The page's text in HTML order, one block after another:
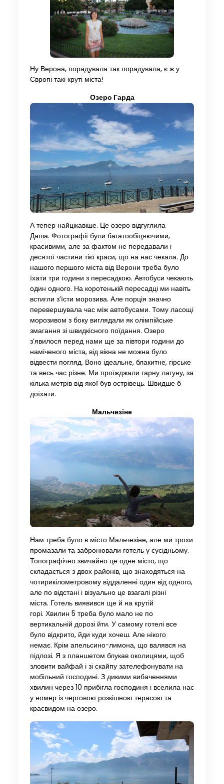
Ну Верона, порадувала так порадувала, є ж у
Європі такі круті міста!
Озеро Гарда
А тепер найцікавіше. Це озеро відгуглила
Даша. Фотографії були багатообіцяючими,
красивими, але за фактом не передавали і
десятої частини тієї краси, що на нас чекала. До
нашого першого міста від Верони треба було
їхати три години з пересадкою. Автобуси чекають
один одного. На коротенькій пересадці ми навіть
встигли з’їсти морозива. Але порція значно
перевершувала час між автобусами. Тому ласощі
морозивом з боку виглядали як олімпійське
змагання зі швидкісного поїдання. Озеро
з’явилося перед нами ще за півтори години до
наміченого міста, від вікна не можна було
відвести погляд. Воно ідеальне, блакитне, гірське
та весь час різне. Ми проїжджали гарну лагуну, за
кілька метрів від якої був острівець. Швидше б
доїхати.
Мальчезіне
Нам треба було в місто Мальчезіне, але ми трохи
промазали та забронювали готель у сусідньому.
Топографічно звичайно це одне місто, що
складається з двох районів, що знаходяться на
чотирикілометровому віддаленні один від одного,
але по відстані і візуально це взагалі різні
міста. Готель виявився ще й на крутій
горі. Хвилин 5 треба було мало не по
вертикальній дорозі йти. У самому готелі все
було відкрито, йди куди хочеш. Але нікого
немає. Крім апельсино-лимона, що валявся на
підлозі. Я з планшетом блукав околицями, щоб
зловити вайфай і зі скайпу зателефонувати на
мобільний господині. З дикими вибаченнями
хвилин через 10 прибігла господиня і вселила нас
у номер із черговою розкішною терасою та
краєвидом на озеро.